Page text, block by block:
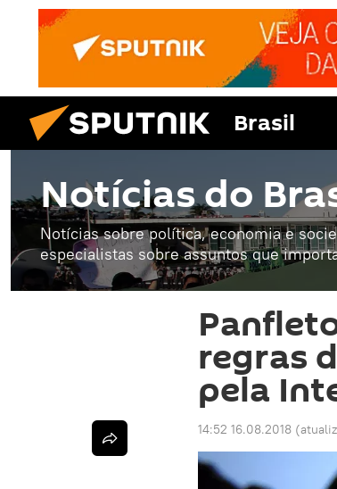
Brasil
Notícias do
Notícias sobre política, economia e
especialistas sobre assuntos que
regras
pela
14:52 16.08.2018